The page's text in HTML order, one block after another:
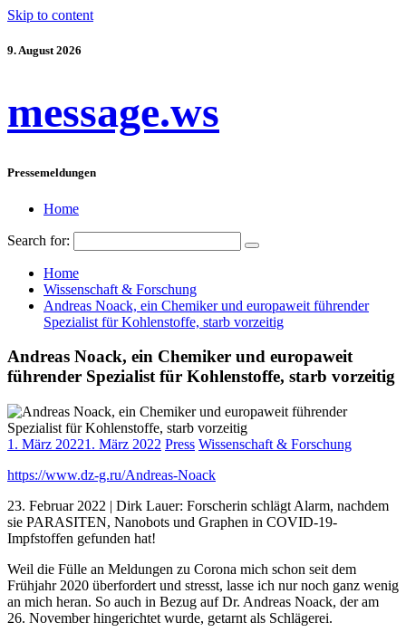
Skip to content
9. August 2026
message.ws
Pressemeldungen
Home
Search for:
Home
Wissenschaft & Forschung
Andreas Noack, ein Chemiker und europaweit führender
Spezialist für Kohlenstoffe, starb vorzeitig
Andreas Noack, ein Chemiker und europaweit
führender Spezialist für Kohlenstoffe, starb vorzeitig
1. März 20221. März 2022 Press Wissenschaft & Forschung
https://www.dz-g.ru/Andreas-Noack
23. Februar 2022 | Dirk Lauer: Forscherin schlägt Alarm, nachdem
sie PARASITEN, Nanobots und Graphen in COVID-19-
Impfstoffen gefunden hat!
Weil die Fülle an Meldungen zu Corona mich schon seit dem
Frühjahr 2020 überfordert und stresst, lasse ich nur noch ganz wenig
an mich heran. So auch in Bezug auf Dr. Andreas Noack, der am
26. November hingerichtet wurde, getarnt als Schlägerei.